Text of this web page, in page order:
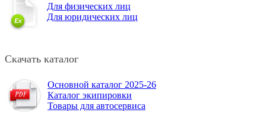
Для физических лиц
Для юридических лиц
Скачать каталог
Основной каталог 2025-26
Каталог экипировки
Товары для автосервиса